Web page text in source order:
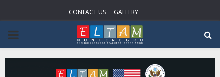
CONTACT US GALLERY
P
R